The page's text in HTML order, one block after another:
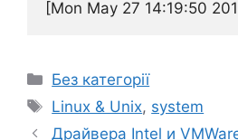
Категорії
Без категорії
Позначки
Linux & Unix, system
Драйвера Intel и